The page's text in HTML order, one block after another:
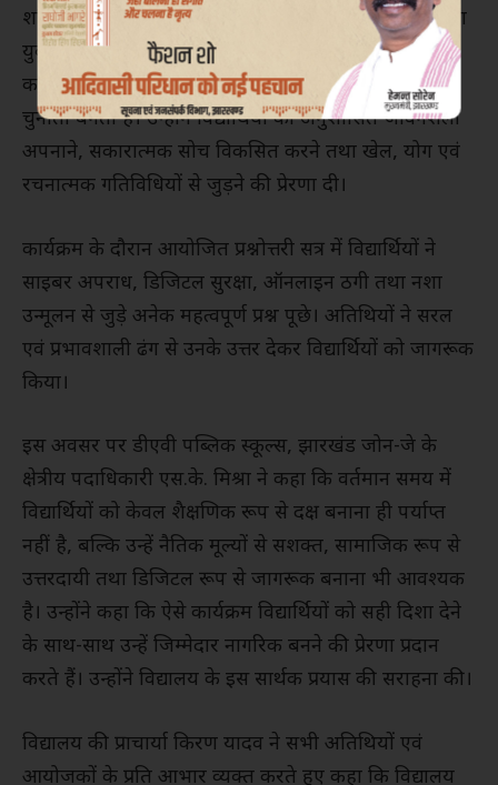
शक्ति किसी भी राष्ट्र की सबसे बड़ी पूंजी होती है, जबकि नशा
युवाओं की प्रतिभा, क्षमता और उज्ज्वल भविष्य को प्रभावित
करने के साथ-साथ राष्ट्रीय सुरक्षा एवं संप्रभुता के लिए भी
चुनौती बनता है। उन्होंने विद्यार्थियों को अनुशासित जीवनशैली
अपनाने, सकारात्मक सोच विकसित करने तथा खेल, योग एवं
रचनात्मक गतिविधियों से जुड़ने की प्रेरणा दी।
कार्यक्रम के दौरान आयोजित प्रश्नोत्तरी सत्र में विद्यार्थियों ने
साइबर अपराध, डिजिटल सुरक्षा, ऑनलाइन ठगी तथा नशा
उन्मूलन से जुड़े अनेक महत्वपूर्ण प्रश्न पूछे। अतिथियों ने सरल
एवं प्रभावशाली ढंग से उनके उत्तर देकर विद्यार्थियों को जागरूक
किया।
इस अवसर पर डीएवी पब्लिक स्कूल्स, झारखंड जोन-जे के
क्षेत्रीय पदाधिकारी एस.के. मिश्रा ने कहा कि वर्तमान समय में
विद्यार्थियों को केवल शैक्षणिक रूप से दक्ष बनाना ही पर्याप्त
नहीं है, बल्कि उन्हें नैतिक मूल्यों से सशक्त, सामाजिक रूप से
उत्तरदायी तथा डिजिटल रूप से जागरूक बनाना भी आवश्यक
है। उन्होंने कहा कि ऐसे कार्यक्रम विद्यार्थियों को सही दिशा देने
के साथ-साथ उन्हें जिम्मेदार नागरिक बनने की प्रेरणा प्रदान
करते हैं। उन्होंने विद्यालय के इस सार्थक प्रयास की सराहना की।
विद्यालय की प्राचार्या किरण यादव ने सभी अतिथियों एवं
आयोजकों के प्रति आभार व्यक्त करते हुए कहा कि विद्यालय